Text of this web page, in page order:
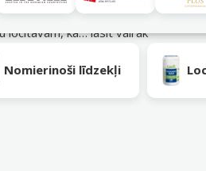
locītavām, kā…lasīt vairāk
Nomierinoši līdzekļi